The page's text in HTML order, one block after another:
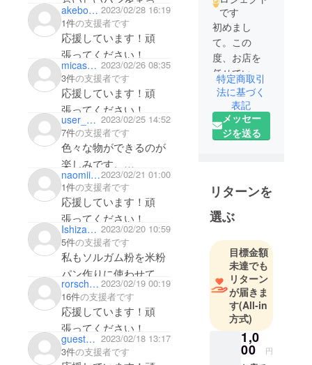
いますakebono669 2023/02/28 16:19
1件の支援者です
応援しています！頑
張ってください！
micasatype2 2023/02/26 08:35
3件の支援者です
応援しています！頑
張ってください！
user_8eca5653b044 2023/02/25 14:52
7件の支援者です
色々な物ができるのが
楽しみです。
頑張ってください。
naomiino2023/02/21 01:00
1件の支援者です
応援しています！頑
張ってください！
Ishizaki Maya 2023/02/20 10:59
5件の支援者です
私もソルガム粉を米粉
パン作りに使わせて頂
いております♪一緒に
ソルガムの普及に頑
張っていきましょう!新
店舗の成功、応援して
おります☆
rorschach 2023/02/19 00:19
16件の支援者です
応援しています！頑
張ってください！
gueste905ddca2114 2023/02/18 13:17
3件の支援者です
です
初めまし
て。この
度、お店を
任せていた
だくことに
なりまし
た、店長の
山口です。
て働いてい
ましたが、
ある時、ご
飯も食べれ
なくなるほ
ど体調を壊
し、そこで
自分自身が
グルテン不
耐症だと気
づきまし
特定商取引
法に基づく
表記
メッセー
ジを送る
リターンを
選ぶ
目標金額
未達でも
リターン
が届きま
す(All-in
方式)
1,0
00 円